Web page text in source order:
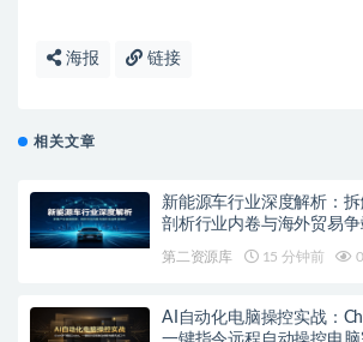
海报 链接
相关文章
新能源车行业深度解析：拆
剖析行业内卷与海外贸易争
第二资源库 15 分钟前 0
AI自动化电脑操控实战：